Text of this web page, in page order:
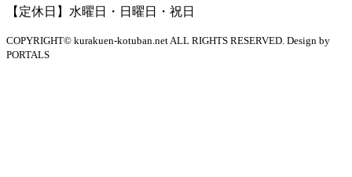
【定休日】水曜日・日曜日・祝日
COPYRIGHT© kurakuen-kotuban.net ALL RIGHTS RESERVED. Design by
PORTALS